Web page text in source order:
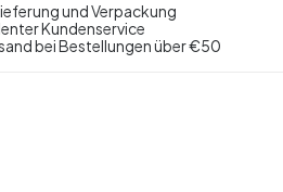
und Verpackung
Kundenservice
bei Bestellungen über €50